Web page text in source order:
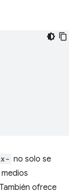
no solo se
ofrece